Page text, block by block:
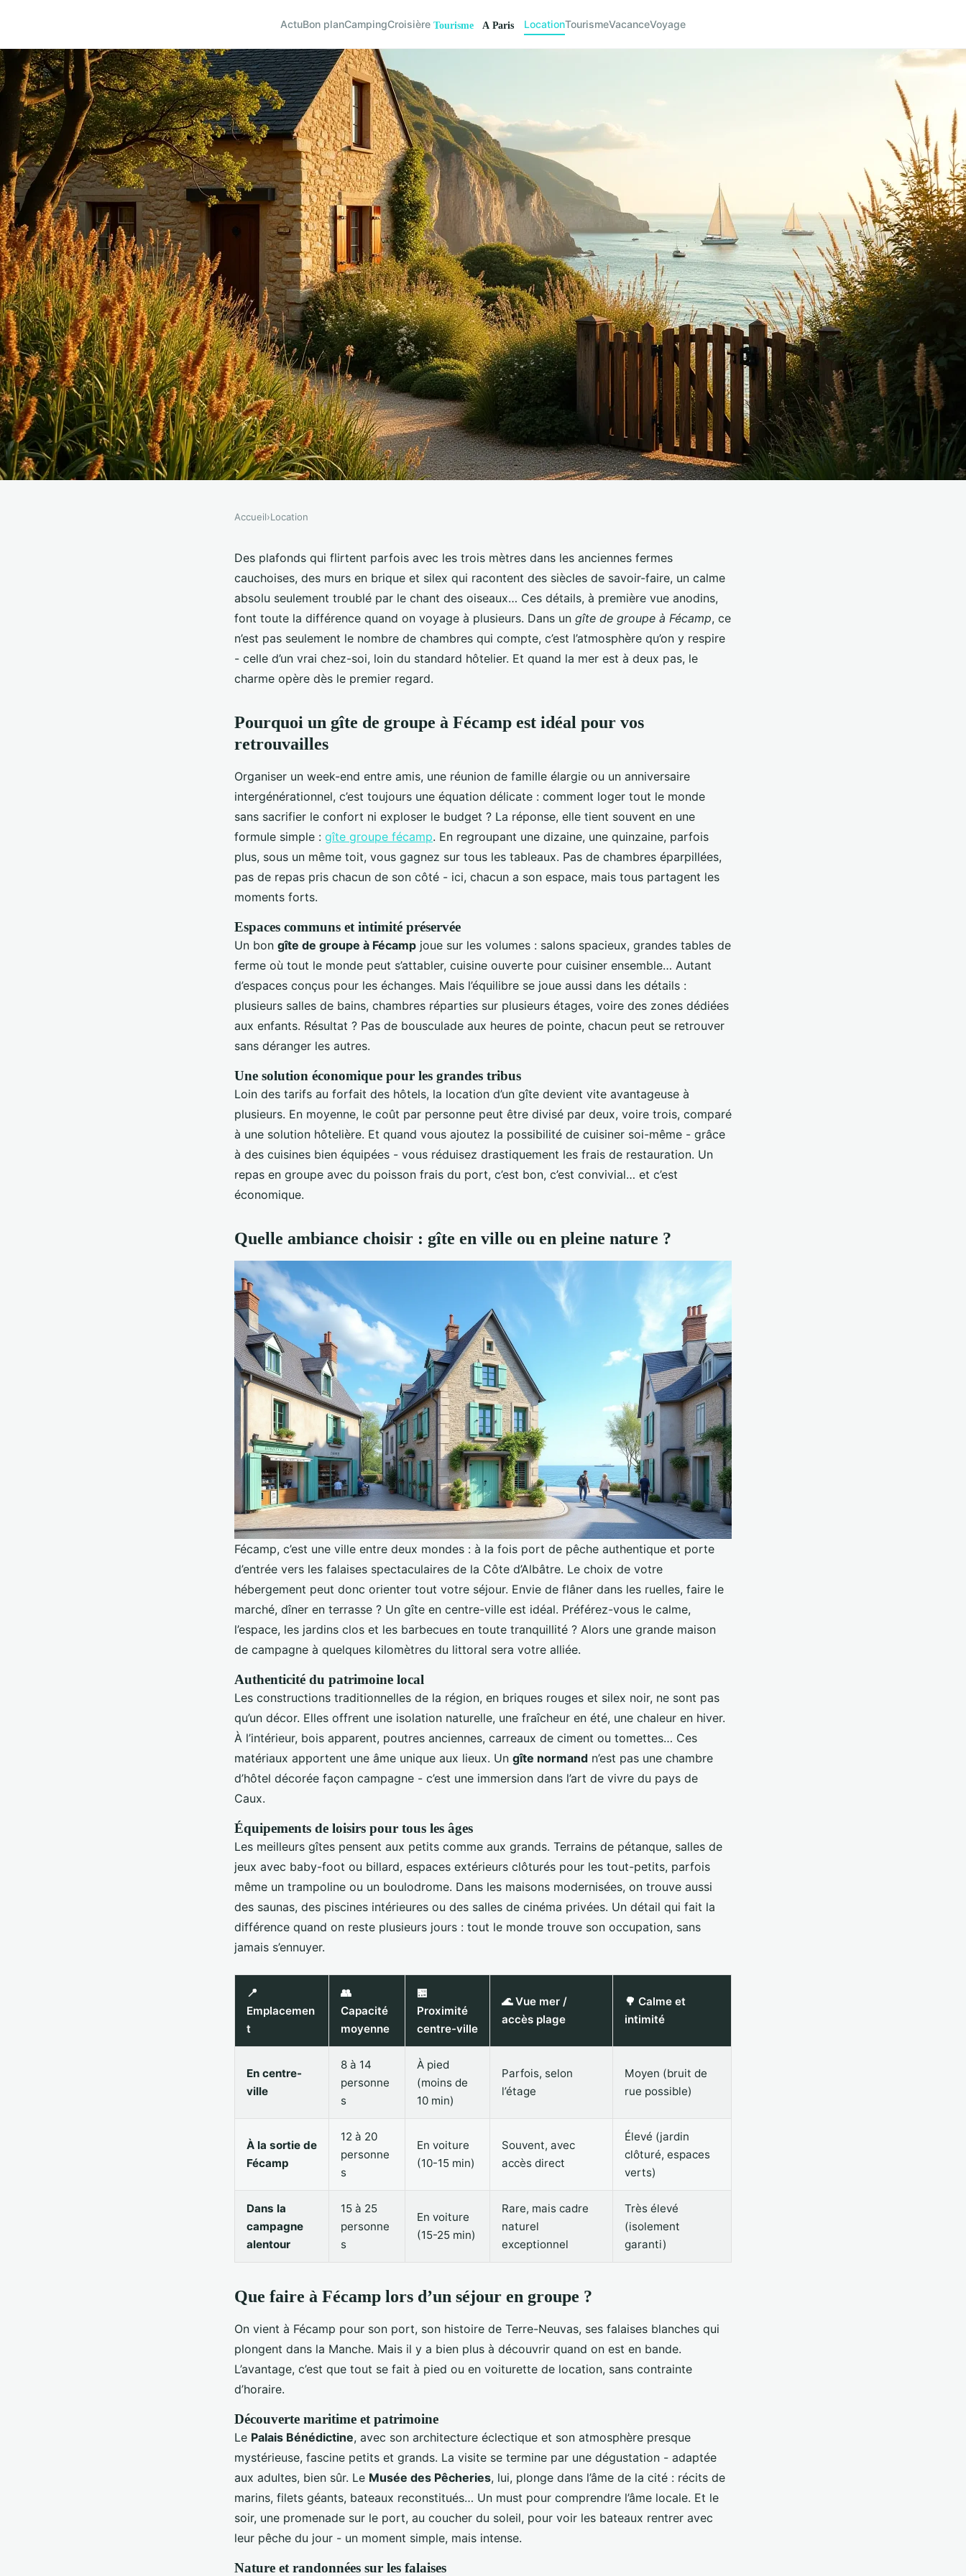
ActuBon planCampingCroisière LocationTourismeVacanceVoyage
Pourquoi choisir un gîte de groupe à
Fécamp pour vos vacances
12 min de lecture
Accueil›Location
Des plafonds qui flirtent parfois avec les trois mètres dans les anciennes fermes
cauchoises, des murs en brique et silex qui racontent des siècles de savoir-faire, un calme
absolu seulement troublé par le chant des oiseaux… Ces détails, à première vue anodins,
font toute la différence quand on voyage à plusieurs. Dans un gîte de groupe à Fécamp, ce
n’est pas seulement le nombre de chambres qui compte, c’est l’atmosphère qu’on y respire
- celle d’un vrai chez-soi, loin du standard hôtelier. Et quand la mer est à deux pas, le
charme opère dès le premier regard.
Pourquoi un gîte de groupe à Fécamp est idéal pour vos
retrouvailles
Organiser un week-end entre amis, une réunion de famille élargie ou un anniversaire
intergénérationnel, c’est toujours une équation délicate : comment loger tout le monde
sans sacrifier le confort ni exploser le budget ? La réponse, elle tient souvent en une
formule simple : gîte groupe fécamp. En regroupant une dizaine, une quinzaine, parfois
plus, sous un même toit, vous gagnez sur tous les tableaux. Pas de chambres éparpillées,
pas de repas pris chacun de son côté - ici, chacun a son espace, mais tous partagent les
moments forts.
Espaces communs et intimité préservée
Un bon gîte de groupe à Fécamp joue sur les volumes : salons spacieux, grandes tables de
ferme où tout le monde peut s’attabler, cuisine ouverte pour cuisiner ensemble… Autant
d’espaces conçus pour les échanges. Mais l’équilibre se joue aussi dans les détails :
plusieurs salles de bains, chambres réparties sur plusieurs étages, voire des zones dédiées
aux enfants. Résultat ? Pas de bousculade aux heures de pointe, chacun peut se retrouver
sans déranger les autres.
Une solution économique pour les grandes tribus
Loin des tarifs au forfait des hôtels, la location d’un gîte devient vite avantageuse à
plusieurs. En moyenne, le coût par personne peut être divisé par deux, voire trois, comparé
à une solution hôtelière. Et quand vous ajoutez la possibilité de cuisiner soi-même - grâce
à des cuisines bien équipées - vous réduisez drastiquement les frais de restauration. Un
repas en groupe avec du poisson frais du port, c’est bon, c’est convivial… et c’est
économique.
Quelle ambiance choisir : gîte en ville ou en pleine nature ?
Fécamp, c’est une ville entre deux mondes : à la fois port de pêche authentique et porte
d’entrée vers les falaises spectaculaires de la Côte d’Albâtre. Le choix de votre
hébergement peut donc orienter tout votre séjour. Envie de flâner dans les ruelles, faire le
marché, dîner en terrasse ? Un gîte en centre-ville est idéal. Préférez-vous le calme,
l’espace, les jardins clos et les barbecues en toute tranquillité ? Alors une grande maison
de campagne à quelques kilomètres du littoral sera votre alliée.
Authenticité du patrimoine local
Les constructions traditionnelles de la région, en briques rouges et silex noir, ne sont pas
qu’un décor. Elles offrent une isolation naturelle, une fraîcheur en été, une chaleur en hiver.
À l’intérieur, bois apparent, poutres anciennes, carreaux de ciment ou tomettes… Ces
matériaux apportent une âme unique aux lieux. Un gîte normand n’est pas une chambre
d’hôtel décorée façon campagne - c’est une immersion dans l’art de vivre du pays de
Caux.
Équipements de loisirs pour tous les âges
Les meilleurs gîtes pensent aux petits comme aux grands. Terrains de pétanque, salles de
jeux avec baby-foot ou billard, espaces extérieurs clôturés pour les tout-petits, parfois
même un trampoline ou un boulodrome. Dans les maisons modernisées, on trouve aussi
des saunas, des piscines intérieures ou des salles de cinéma privées. Un détail qui fait la
différence quand on reste plusieurs jours : tout le monde trouve son occupation, sans
jamais s’ennuyer.
📍
Emplacemen
t
👥
Capacité
moyenne
🏪
Proximité
centre-ville
🌊 Vue mer /
accès plage
🌳 Calme et
intimité
En centre-
ville
8 à 14
personne
s
À pied
(moins de
10 min)
Parfois, selon
l’étage
Moyen (bruit de
rue possible)
À la sortie de
Fécamp
12 à 20
personne
s
En voiture
(10-15 min)
Souvent, avec
accès direct
Élevé (jardin
clôturé, espaces
verts)
Dans la
campagne
alentour
15 à 25
personne
s
En voiture
(15-25 min)
Rare, mais cadre
naturel
exceptionnel
Très élevé
(isolement
garanti)
Que faire à Fécamp lors d’un séjour en groupe ?
On vient à Fécamp pour son port, son histoire de Terre-Neuvas, ses falaises blanches qui
plongent dans la Manche. Mais il y a bien plus à découvrir quand on est en bande.
L’avantage, c’est que tout se fait à pied ou en voiturette de location, sans contrainte
d’horaire.
Découverte maritime et patrimoine
Le Palais Bénédictine, avec son architecture éclectique et son atmosphère presque
mystérieuse, fascine petits et grands. La visite se termine par une dégustation - adaptée
aux adultes, bien sûr. Le Musée des Pêcheries, lui, plonge dans l’âme de la cité : récits de
marins, filets géants, bateaux reconstitués… Un must pour comprendre l’âme locale. Et le
soir, une promenade sur le port, au coucher du soleil, pour voir les bateaux rentrer avec
leur pêche du jour - un moment simple, mais intense.
Nature et randonnées sur les falaises